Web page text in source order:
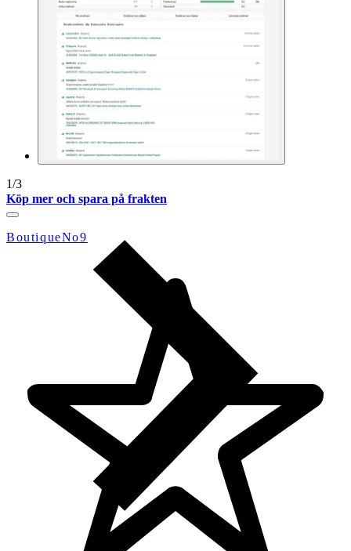
1/3
BoutiqueNo9
Köp mer och spara på frakten